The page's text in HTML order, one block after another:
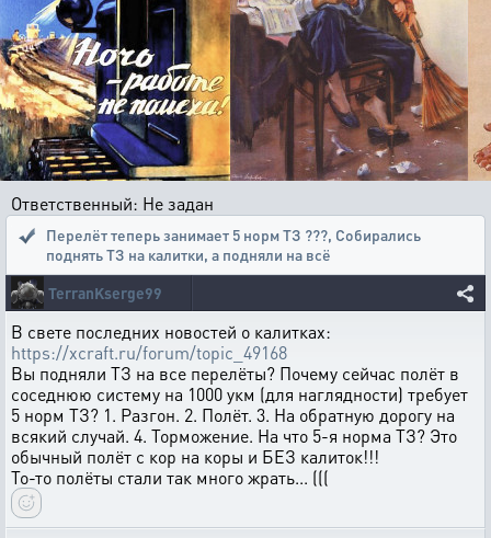
Ответственный: Не задан
Перелёт теперь занимает 5 норм ТЗ ???, Собирались
поднять ТЗ на калитки, а подняли на всё
TerranKserge99
В свете последних новостей о калитках:
https://xcraft.ru/forum/topic_49168
Вы подняли ТЗ на все перелёты? Почему сейчас полёт в
соседнюю систему на 1000 укм (для наглядности) требует
5 норм ТЗ? 1. Разгон. 2. Полёт. 3. На обратную дорогу на
всякий случай. 4. Торможение. На что 5-я норма ТЗ? Это
обычный полёт с кор на коры и БЕЗ калиток!!!
То-то полёты стали так много жрать... (((